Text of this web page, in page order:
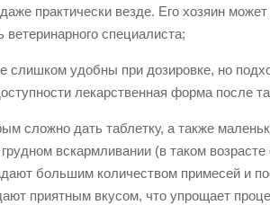
практически везде. Его хозяин
специалиста;
слишком удобны при дозировке, но
лекарственная форма после
сложно дать таблетку, а также
вскармливании (в таком
большим количеством примесей и
приятным вкусом, что упрощает